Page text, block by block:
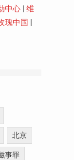
中心 | 维
瑰中国 |
北京
事罪